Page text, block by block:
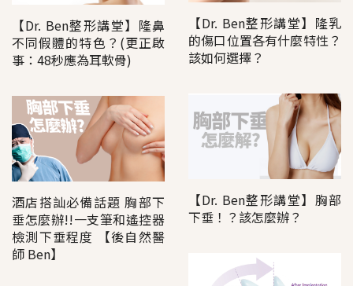
【Dr. Ben整形講堂】隆乳
的傷口位置各有什麼特性？
該如何選擇？
【Dr. Ben整形講堂】隆鼻
不同假體的特色？(更正啟
事：48秒應為耳軟骨)
【Dr. Ben整形講堂】胸部
下垂！？該怎麼辦？
酒店搭訕必備話題 胸部下
垂怎麼辦!!一支筆和遙控器
檢測下垂程度 【後自然醫
師 Ben】